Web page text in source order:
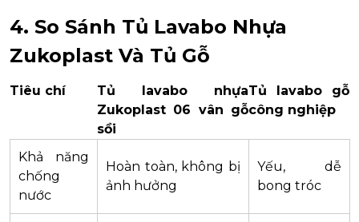
4. So Sánh Tủ Lavabo Nhựa
Zukoplast Và Tủ Gỗ
Tiêu chí
Tủ lavabo nhựa
Zukoplast 06 vân gỗ
sồi
Tủ lavabo gỗ
công nghiệp
Khả năng
chống
nước
Hoàn toàn, không bị
ảnh hưởng
Yếu, dễ
bong tróc